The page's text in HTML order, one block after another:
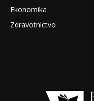
Ekonomika
Zdravotníctvo